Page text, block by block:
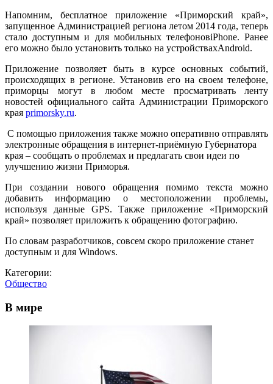
Напомним, бесплатное приложение «Приморский край»,
запущенное Администрацией региона летом 2014 года, теперь
стало доступным и для мобильных телефоновiPhone. Ранее
его можно было установить только на устройствахAndroid.
Приложение позволяет быть в курсе основных событий,
происходящих в регионе. Установив его на своем телефоне,
приморцы могут в любом месте просматривать ленту
новостей официального сайта Администрации Приморского
края primorsky.ru.
С помощью приложения также можно оперативно отправлять
электронные обращения в интернет-приёмную Губернатора
края – сообщать о проблемах и предлагать свои идеи по
улучшению жизни Приморья.
При создании нового обращения помимо текста можно
добавить информацию о местоположении проблемы,
используя данные GPS. Также приложение «Приморский
край» позволяет приложить к обращению фотографию.
По словам разработчиков, совсем скоро приложение станет
доступным и для Windows.
Категории:
Общество
В мире